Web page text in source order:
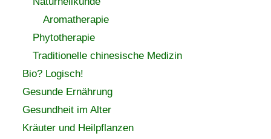
Aromatherapie
Phytotherapie
Traditionelle chinesische Medizin
Bio? Logisch!
Gesunde Ernährung
Gesundheit im Alter
Kräuter und Heilpflanzen